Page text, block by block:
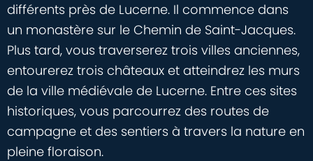
différents près de Lucerne. Il commence dans
un monastère sur le Chemin de Saint-Jacques.
Plus tard, vous traverserez trois villes anciennes,
entourerez trois châteaux et atteindrez les murs
de la ville médiévale de Lucerne. Entre ces sites
historiques, vous parcourrez des routes de
campagne et des sentiers à travers la nature en
pleine floraison.